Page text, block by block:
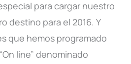
para cargar nuestro
destino para el 2016. Y
que hemos programado
line” denominado